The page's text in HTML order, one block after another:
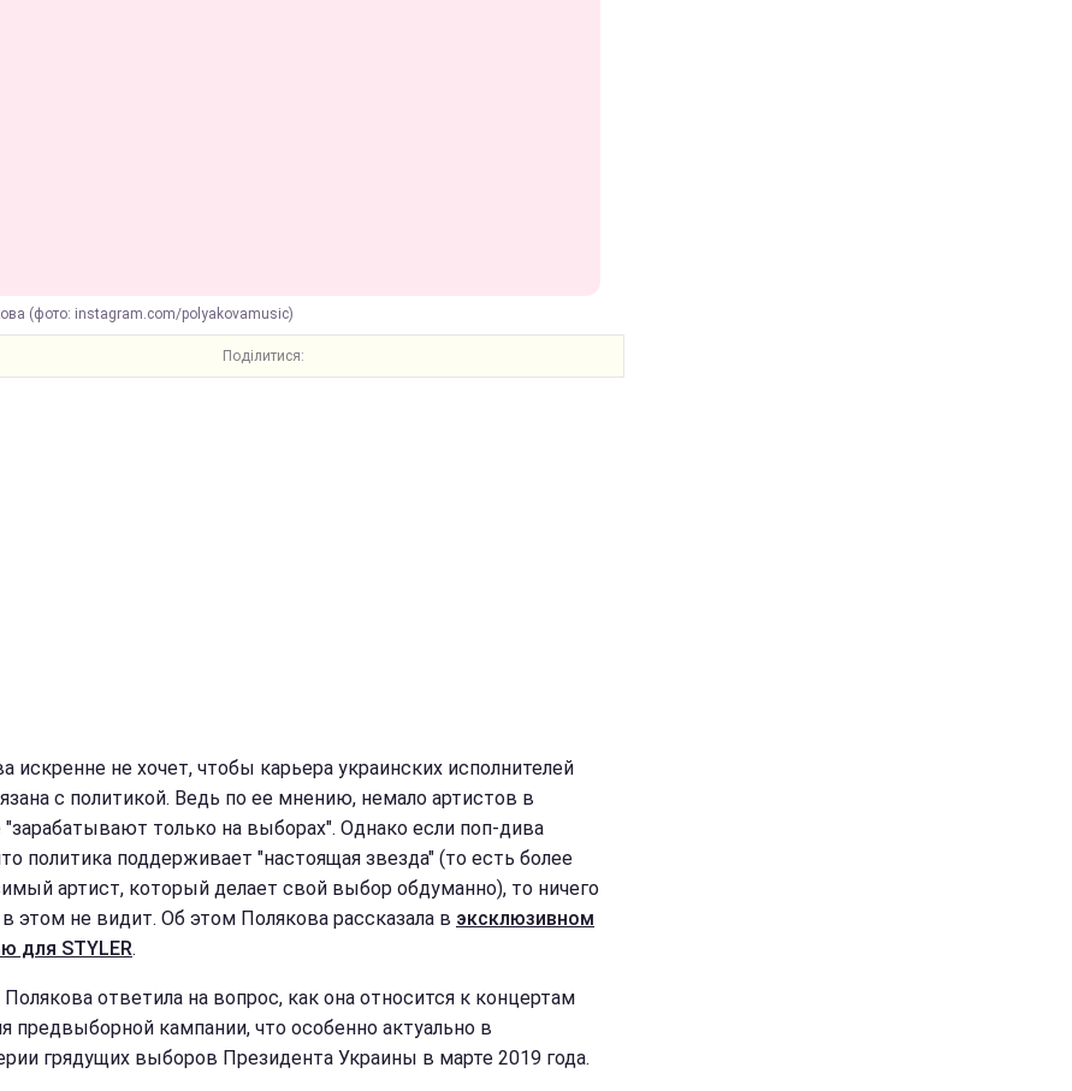
(фото: instagram.com/polyakovamusic)
Поділитися:
искренне не хочет, чтобы карьера украинских исполнителей
с политикой. Ведь по ее мнению, немало артистов в
"зарабатывают только на выборах". Однако если поп-дива
политика поддерживает "настоящая звезда" (то есть более
артист, который делает свой выбор обдуманно), то ничего
в этом не видит. Об этом Полякова рассказала в эксклюзивном
для STYLER.
Полякова ответила на вопрос, как она относится к концертам
предвыборной кампании, что особенно актуально в
грядущих выборов Президента Украины в марте 2019 года.